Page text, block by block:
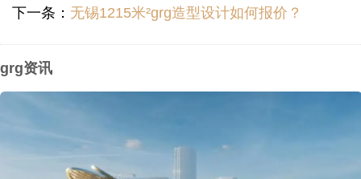
下一条： 无锡1215米²grg造型设计如何报价？
grg资讯